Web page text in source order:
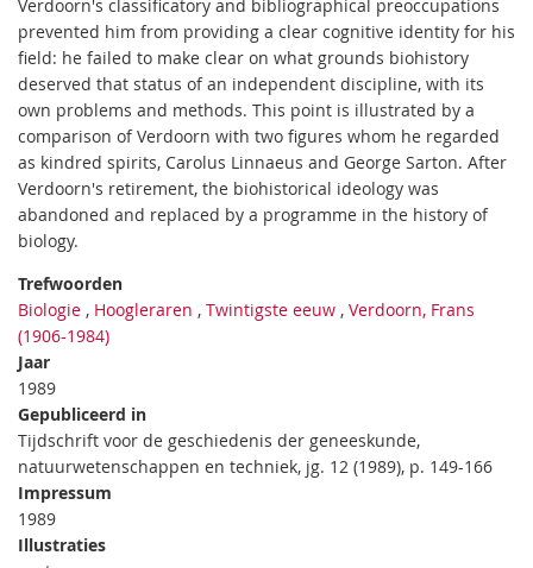
Verdoorn's classificatory and bibliographical preoccupations
prevented him from providing a clear cognitive identity for his
field: he failed to make clear on what grounds biohistory
deserved that status of an independent discipline, with its
own problems and methods. This point is illustrated by a
comparison of Verdoorn with two figures whom he regarded
as kindred spirits, Carolus Linnaeus and George Sarton. After
Verdoorn's retirement, the biohistorical ideology was
abandoned and replaced by a programme in the history of
biology.
Trefwoorden
Biologie , Hoogleraren , Twintigste eeuw , Verdoorn, Frans
(1906-1984)
Jaar
1989
Gepubliceerd in
Tijdschrift voor de geschiedenis der geneeskunde,
natuurwetenschappen en techniek, jg. 12 (1989), p. 149-166
Impressum
1989
Illustraties